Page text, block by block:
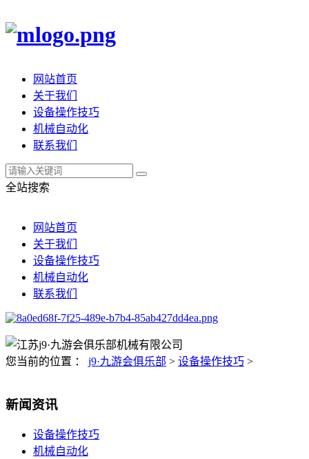
网站首页
关于我们
设备操作技巧
机械自动化
联系我们
全站搜索
网站首页
关于我们
设备操作技巧
机械自动化
联系我们
您当前的位置 ： j9·九游会俱乐部 > 设备操作技巧 >
新闻资讯
设备操作技巧
机械自动化